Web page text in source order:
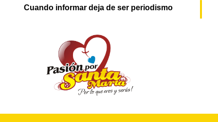
Cuando informar deja de ser periodismo